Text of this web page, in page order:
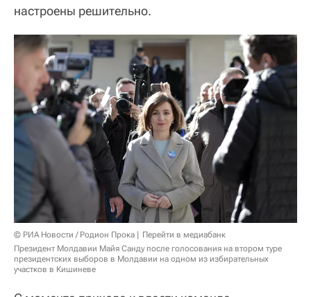
настроены решительно.
© РИА Новости / Родион Прока
Перейти в медиабанк
Президент Молдавии Майя Санду после голосования на втором туре
президентских выборов в Молдавии на одном из избирательных
участков в Кишиневе